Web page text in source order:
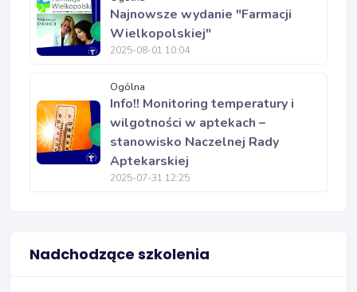
Najnowsze wydanie "Farmacji
Wielkopolskiej"
2025-08-01 10:04
Ogólna
Info!! Monitoring temperatury i
wilgotności w aptekach –
stanowisko Naczelnej Rady
Aptekarskiej
2025-07-31 12:25
Nadchodzące szkolenia